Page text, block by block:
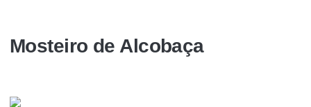
Mosteiro de Alcobaça